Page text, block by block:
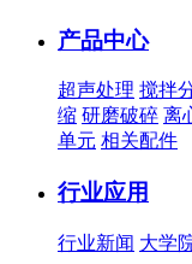
产品中心
超声处理 搅拌
缩 研磨破碎 离
单元 相关配件
行业应用
行业新闻 大学